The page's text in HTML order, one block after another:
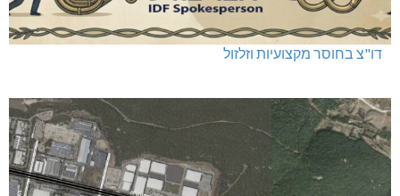
דו"צ בחוסר מקצועיות וזלזול